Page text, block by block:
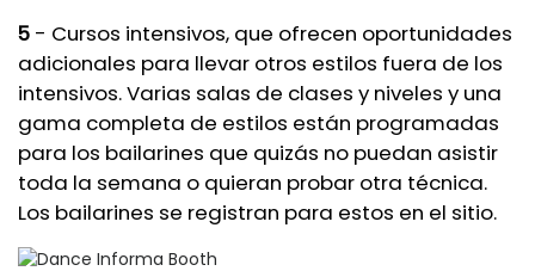
5 - Cursos intensivos, que ofrecen oportunidades
adicionales para llevar otros estilos fuera de los
intensivos. Varias salas de clases y niveles y una
gama completa de estilos están programadas
para los bailarines que quizás no puedan asistir
toda la semana o quieran probar otra técnica.
Los bailarines se registran para estos en el sitio.